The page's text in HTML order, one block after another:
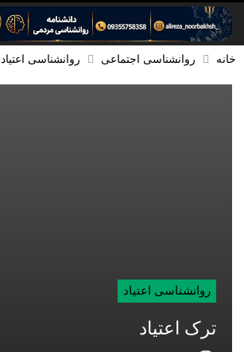
خانه روانشناسی اجتماعی روانشناسی اعتیاد
روانشناسی اعتیاد
ترک اعتیاد